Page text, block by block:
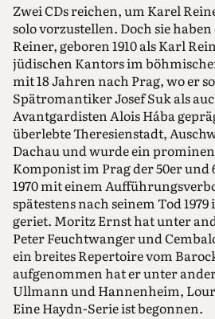
Zwei CDs reichen, um Karel
solo vorzustellen. Doch sie
Reiner, geboren 1910 als Karl
jüdischen Kantors im
mit 18 Jahren nach Prag, wo er
Spätromantiker Josef Suk als
Avantgardisten Alois Hába
überlebte Theresienstadt,
Dachau und wurde ein
Komponist im Prag der 50er und
1970 mit einem
spätestens nach seinem Tod
geriet. Moritz Ernst hat unter
Peter Feuchtwanger und
ein breites Repertoire vom
aufgenommen hat er unter
Ullmann und Hannenheim,
Eine Haydn-Serie ist begonnen.